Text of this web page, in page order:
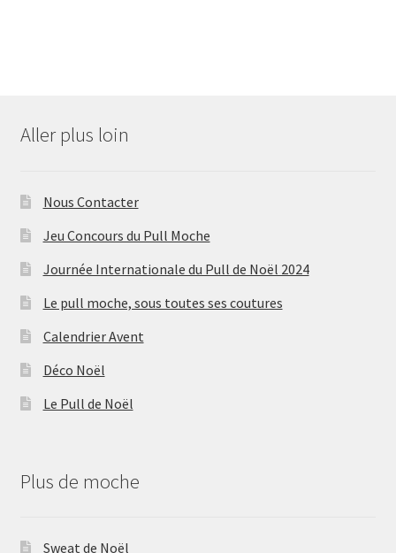
Aller plus loin
Nous Contacter
Jeu Concours du Pull Moche
Journée Internationale du Pull de Noël 2024
Le pull moche, sous toutes ses coutures
Calendrier Avent
Déco Noël
Le Pull de Noël
Plus de moche
Sweat de Noël